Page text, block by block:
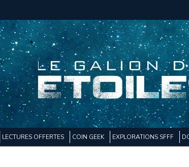
LECTURES OFFERTES COIN GEEK EXPLORATIONS SFFF